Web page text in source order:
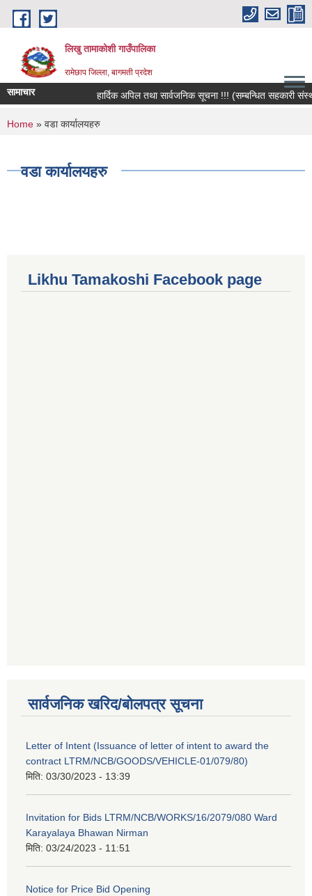
Skip to main content
लिखु तामाकोशी गाउँपालिका
रामेछाप जिल्ला, बागमती प्रदेश
सामाचार हार्दिक अपिल तथा सार्वजनिक सूचना !!! (सम्बन्धित सहकारी
You are here
Home » वडा कार्यालयहरु
वडा कार्यालयहरु
Likhu Tamakoshi Facebook page
सार्वजनिक खरिद/बोलपत्र सूचना
Letter of Intent (Issuance of letter of intent to award the
contract LTRM/NCB/GOODS/VEHICLE-01/079/80)
मिति: 03/30/2023 - 13:39
Invitation for Bids LTRM/NCB/WORKS/16/2079/080 Ward
Karayalaya Bhawan Nirman
मिति: 03/24/2023 - 11:51
Notice for Price Bid Opening